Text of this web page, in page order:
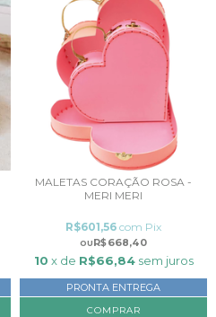
MALETAS CORAÇÃO ROSA -
MERI MERI
R$668,40
R$601,56 com Pix
10 x de R$66,84 sem juros
PRONTA ENTREGA